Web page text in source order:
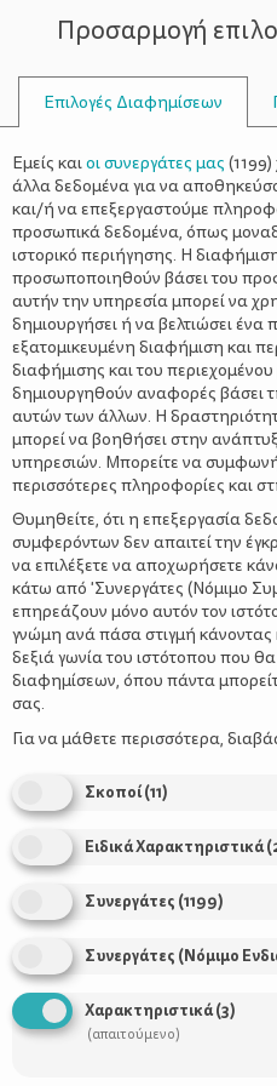
Απλές διατροφικές
υγιή εγκυμοσύνη
Προσαρμογή
Επιλογές Διαφημίσεων
Εμείς καιοι συνεργάτες μας (1199)
άλλα δεδομένα για να
και/ή να επεξεργαστούμε
προσωπικά δεδομένα, όπως
ιστορικό περιήγησης. Η
προσωποποιηθούν βάσει του
αυτήν την υπηρεσία μπορεί να
δημιουργήσει ή να βελτιώσει ένα
εξατομικευμένη διαφήμιση και
διαφήμισης και του
δημιουργηθούν αναφορές βάσει
αυτών των άλλων. Η
μπορεί να βοηθήσει στην
υπηρεσιών. Μπορείτε να
περισσότερες πληροφορίες και
Θυμηθείτε, ότι η επεξεργασία
συμφερόντων δεν απαιτεί την
να επιλέξετε να αποχωρήσετε
κάτω από 'Συνεργάτες (Νόμιμο
επηρεάζουν μόνο αυτόν τον
γνώμη ανά πάσα στιγμή κάνοντας
δεξιά γωνία του ιστότοπου που
διαφημίσεων, όπου πάντα
σας.
Για να μάθετε περισσότερα,
Σκοποί(11)
Ειδικά Χαρακτηριστικά(
Συνεργάτες (1199)
Συνεργάτες (Νόμιμο
Χαρακτηριστικά(3)
(απαιτούμενο)